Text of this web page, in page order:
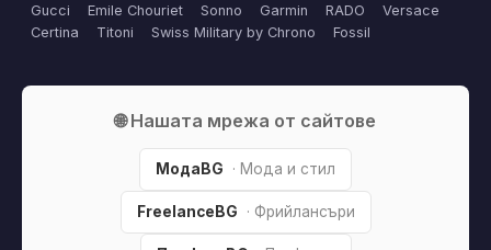
Gucci
Emile Chouriet Sonno Garmin RADO
Versace
Certina
Titoni Swiss Military by Chrono Fossil
🌐 Нашата мрежа от сайтове
МодаBG · Мода и стил
FreelanceBG · Фрийлансъри